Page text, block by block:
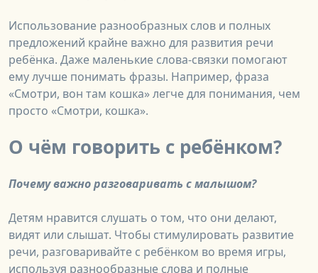
Использование разнообразных слов и полных
предложений крайне важно для развития речи
ребёнка. Даже маленькие слова-связки помогают
ему лучше понимать фразы. Например, фраза
«Смотри, вон там кошка» легче для понимания, чем
просто «Смотри, кошка».
О чём говорить с ребёнком?
Почему важно разговаривать с малышом?
Детям нравится слушать о том, что они делают,
видят или слышат. Чтобы стимулировать развитие
речи, разговаривайте с ребёнком во время игры,
используя разнообразные слова и полные